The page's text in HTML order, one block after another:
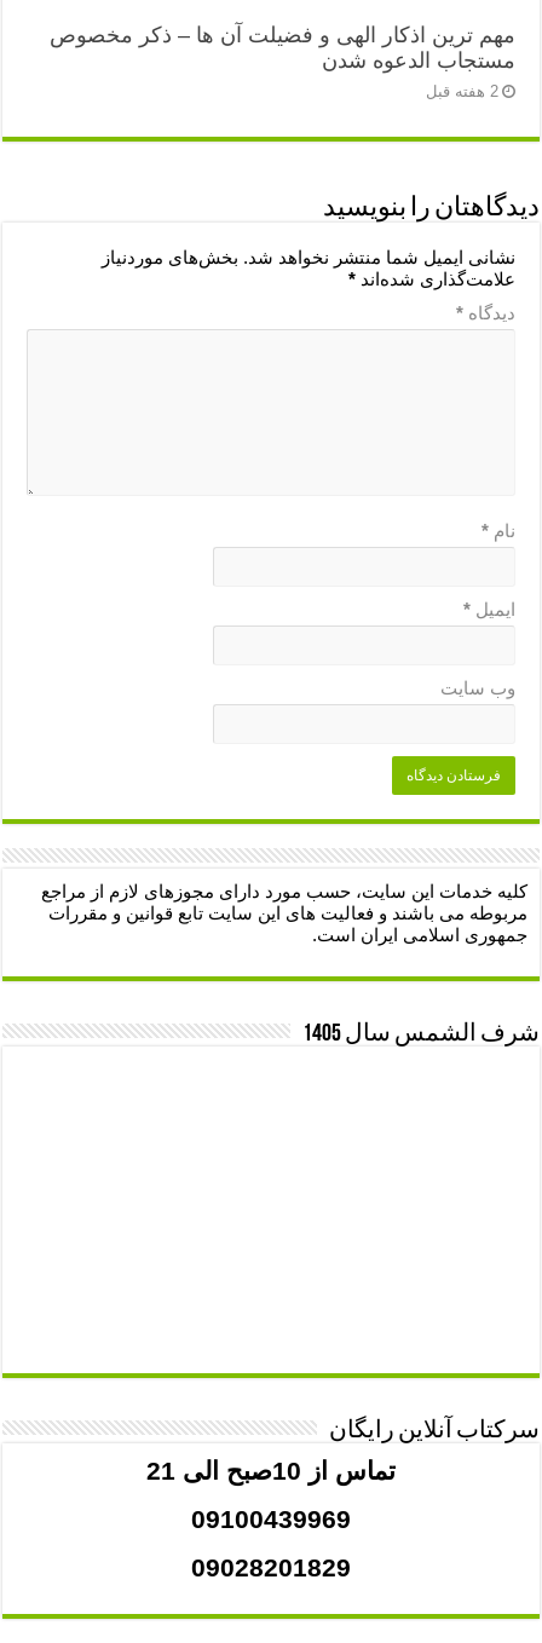
مهم ترین اذکار الهی و فضیلت آن ها – ذکر مخصوص
مستجاب الدعوه شدن
2 هفته قبل
دیدگاهتان را بنویسید
نشانی ایمیل شما منتشر نخواهد شد. بخش‌های موردنیاز
علامت‌گذاری شده‌اند*
دیدگاه*
نام*
ایمیل*
وب‌ سایت
کلیه خدمات این سایت، حسب مورد دارای مجوزهای لازم از مراجع
مربوطه می باشند و فعالیت های این سایت تابع قوانین و مقررات
جمهوری اسلامی ایران است.
شرف الشمس سال 1405
سرکتاب آنلاین رایگان
تماس از 10صبح الی 21
09100439969
09028201829